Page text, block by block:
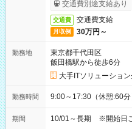
交通費別途支給あり
交通費 交通費支給
月収例 30万円～
勤務地
東京都千代田区
飯田橋駅から徒歩6分
大手ITソリューショ
勤務時間 9:00～17:30（休憩:60分
期間 10/01～長期 ※開始日